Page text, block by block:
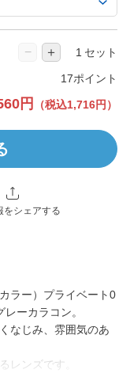
− ＋ セット
17ポイント
円 （税込1,716円）
をシェアする
ラー）プライベート0
ーカラコン。
なじみ、雰囲気のあ
レンズです。